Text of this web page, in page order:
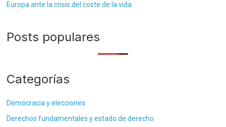
Europa ante la crisis del coste de la vida
Posts populares
Categorías
Democracia y elecciones
Derechos fundamentales y estado de derecho